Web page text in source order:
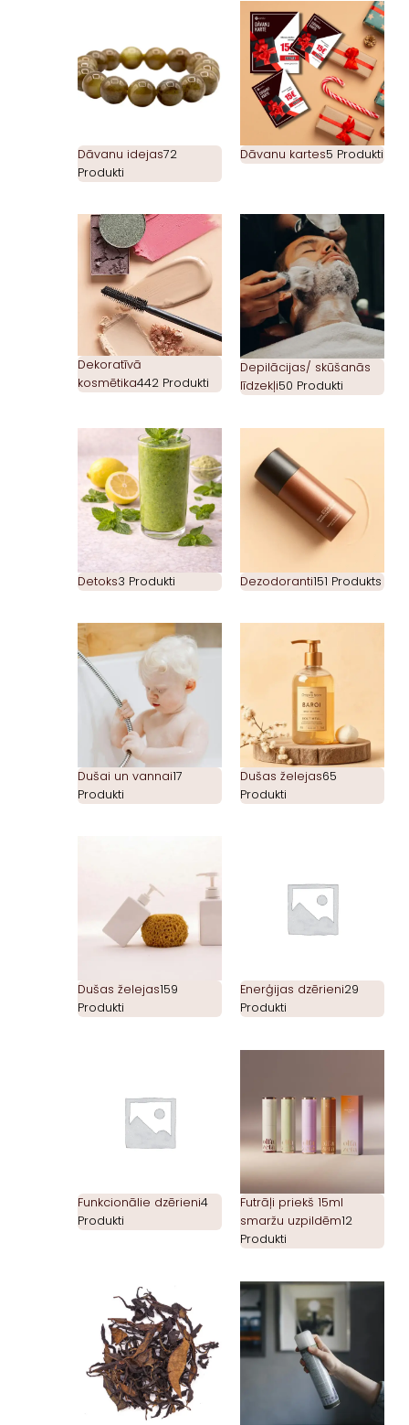
Dāvanu idejas72
Produkti
Dāvanu kartes5 Produkti
Dekoratīvā
kosmētika442 Produkti
Depilācijas/ skūšanās
līdzekļi50 Produkti
Detoks3 Produkti Dezodoranti151 Produkts
Dušai un vannai17
Produkti
Dušas želejas65
Produkti
Dušas želejas159
Produkti
Enerģijas dzērieni29
Produkti
Funkcionālie dzērieni4
Produkti
Futrāļi priekš 15ml
smaržu uzpildēm12
Produkti